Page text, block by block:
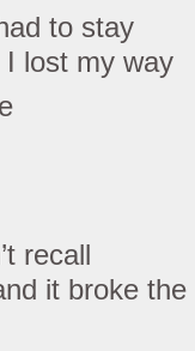
to stay
lost my way
recall
it broke the